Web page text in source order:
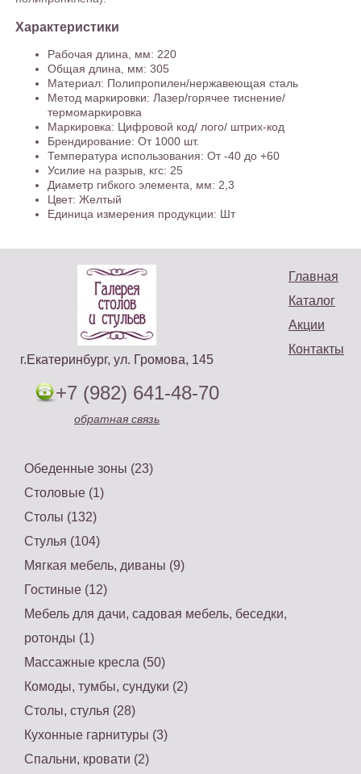
Характеристики
Рабочая длина, мм: 220
Общая длина, мм: 305
Материал: Полипропилен/нержавеющая сталь
Метод маркировки: Лазер/горячее тиснение/
термомаркировка
Маркировка: Цифровой код/ лого/ штрих-код
Брендирование: От 1000 шт.
Температура использования: От -40 до +60
Усилие на разрыв, кгс: 25
Диаметр гибкого элемента, мм: 2,3
Цвет: Желтый
Единица измерения продукции: Шт
Главная
Каталог
Акции
Контакты
г.Екатеринбург, ул. Громова, 145
+7 (982) 641-48-70
обратная связь
Обеденные зоны (23)
Столовые (1)
Столы (132)
Стулья (104)
Мягкая мебель, диваны (9)
Гостиные (12)
Мебель для дачи, садовая мебель, беседки,
ротонды (1)
Массажные кресла (50)
Комоды, тумбы, сундуки (2)
Столы, стулья (28)
Кухонные гарнитуры (3)
Спальни, кровати (2)